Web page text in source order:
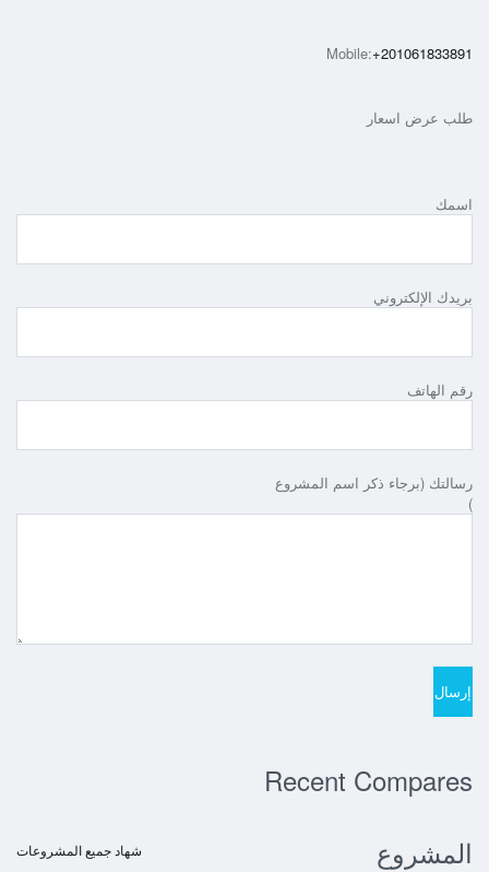
Mobile:+201061833891
طلب عرض اسعار
اسمك
بريدك الإلكتروني
رقم الهاتف
رسالتك (برجاء ذكر اسم المشروع
)
Recent Compares
المشروع
شهاد جميع المشروعات